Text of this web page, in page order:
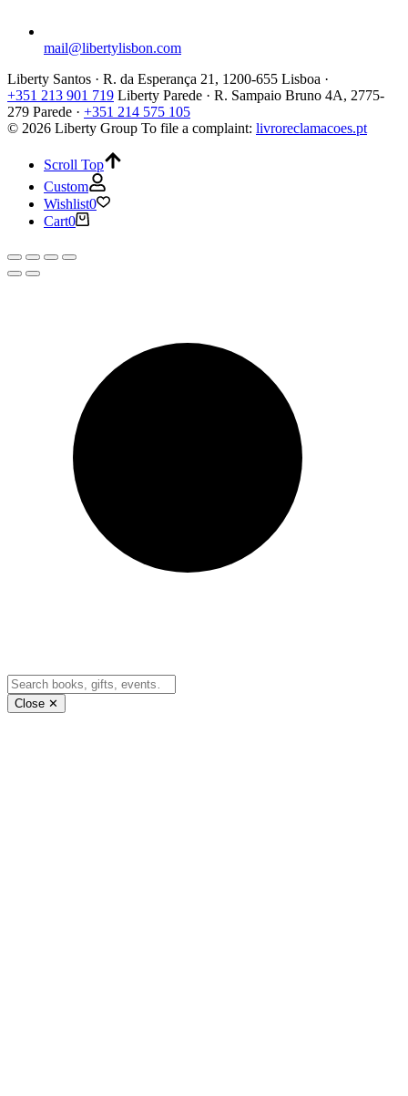
mail@libertylisbon.com
Liberty Santos · R. da Esperança 21, 1200-655 Lisboa ·
+351 213 901 719 Liberty Parede · R. Sampaio Bruno 4A, 2775-
279 Parede · +351 214 575 105
© 2026 Liberty Group To file a complaint: livroreclamacoes.pt
Scroll Top
Custom
Wishlist0
Cart0
Close ✕